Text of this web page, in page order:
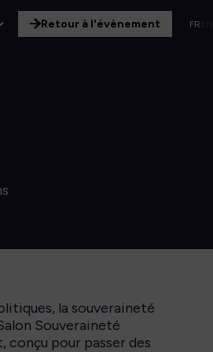
Retour à l'évènement FR
la souveraineté
Souveraineté
pour passer des